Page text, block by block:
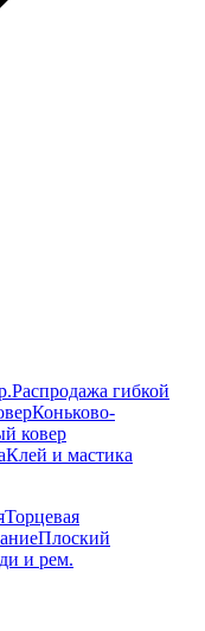
Распродажа гибкой
Коньково-
ковер
Клей и мастика
Торцевая
Плоский
и рем.